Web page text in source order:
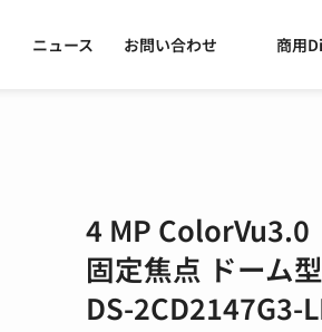
ニュース お問い合わせ 商用
4 MP ColorVu3.0
固定焦点 ドーム
DS-2CD2147G3-